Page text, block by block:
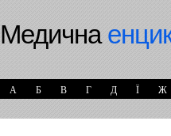
Медична
А Б В Г Д Ї Ж